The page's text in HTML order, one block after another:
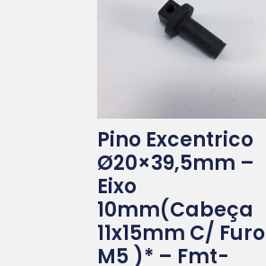
Pino Excentrico
Ø20×39,5mm –
Eixo
10mm(cabeça
11x15mm C/ Furo
M5 )* – Fmt-